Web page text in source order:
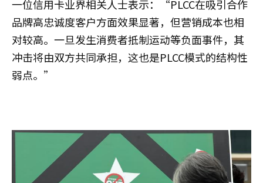
一位信用卡业界相关人士表示：“PLCC在吸引合作
品牌高忠诚度客户方面效果显著，但营销成本也相
对较高。一旦发生消费者抵制运动等负面事件，其
冲击将由双方共同承担，这也是PLCC模式的结构性
弱点。”